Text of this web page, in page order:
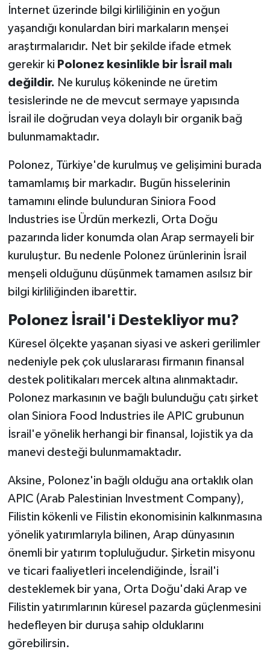
İnternet üzerinde bilgi kirliliğinin en yoğun
yaşandığı konulardan biri markaların menşei
araştırmalarıdır. Net bir şekilde ifade etmek
gerekir ki Polonez kesinlikle bir İsrail malı
değildir. Ne kuruluş kökeninde ne üretim
tesislerinde ne de mevcut sermaye yapısında
İsrail ile doğrudan veya dolaylı bir organik bağ
bulunmamaktadır.
Polonez, Türkiye'de kurulmuş ve gelişimini burada
tamamlamış bir markadır. Bugün hisselerinin
tamamını elinde bulunduran Siniora Food
Industries ise Ürdün merkezli, Orta Doğu
pazarında lider konumda olan Arap sermayeli bir
kuruluştur. Bu nedenle Polonez ürünlerinin İsrail
menşeli olduğunu düşünmek tamamen asılsız bir
bilgi kirliliğinden ibarettir.
Polonez İsrail'i Destekliyor mu?
Küresel ölçekte yaşanan siyasi ve askeri gerilimler
nedeniyle pek çok uluslararası firmanın finansal
destek politikaları mercek altına alınmaktadır.
Polonez markasının ve bağlı bulunduğu çatı şirket
olan Siniora Food Industries ile APIC grubunun
İsrail'e yönelik herhangi bir finansal, lojistik ya da
manevi desteği bulunmamaktadır.
Aksine, Polonez'in bağlı olduğu ana ortaklık olan
APIC (Arab Palestinian Investment Company),
Filistin kökenli ve Filistin ekonomisinin kalkınmasına
yönelik yatırımlarıyla bilinen, Arap dünyasının
önemli bir yatırım topluluğudur. Şirketin misyonu
ve ticari faaliyetleri incelendiğinde, İsrail'i
desteklemek bir yana, Orta Doğu'daki Arap ve
Filistin yatırımlarının küresel pazarda güçlenmesini
hedefleyen bir duruşa sahip olduklarını
görebilirsin.